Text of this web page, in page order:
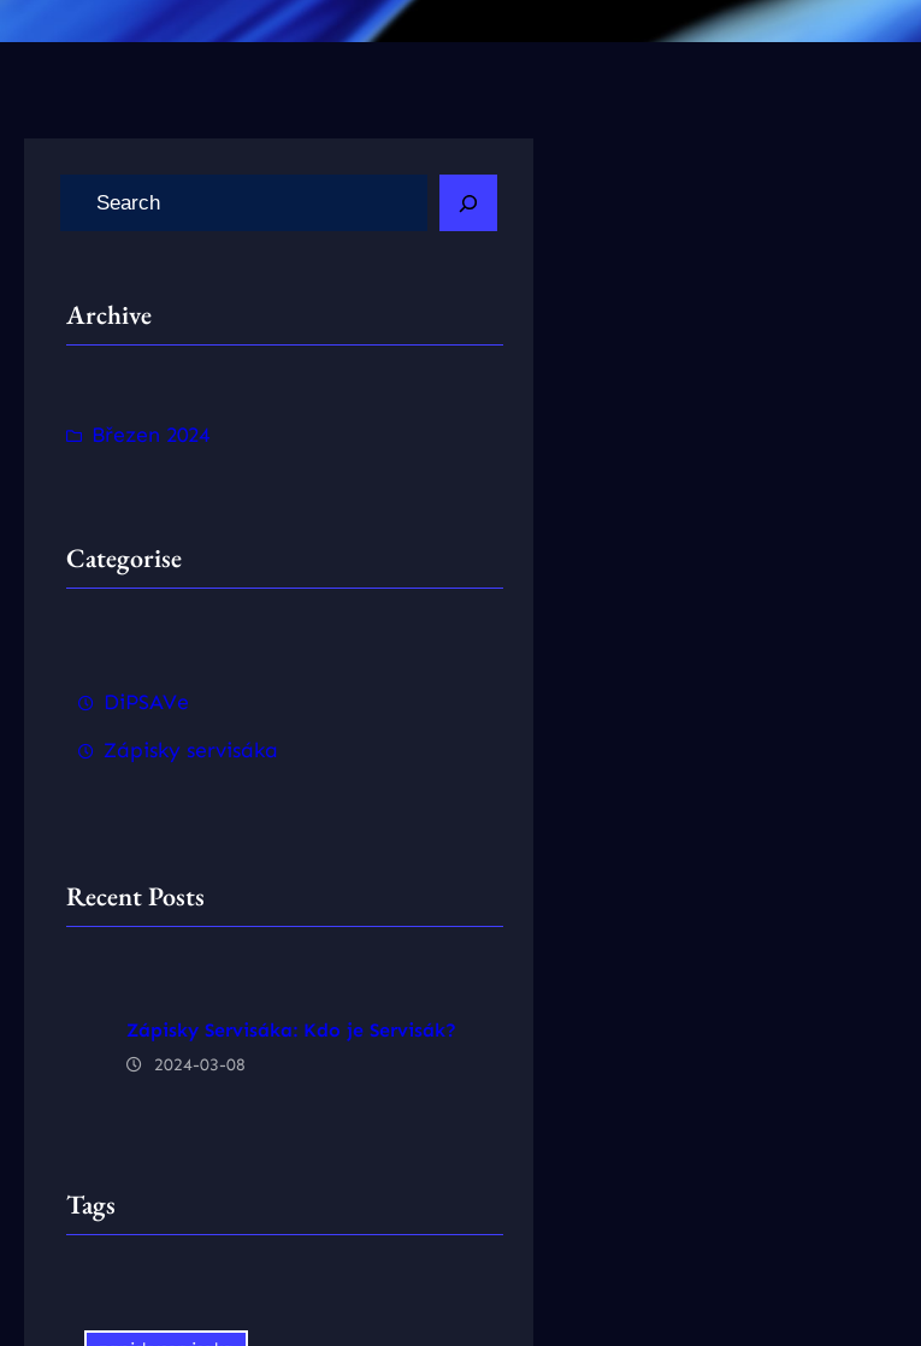
l
Archive
Březen 2024
Categorise
DiPSAVe
Zápisky servisáka
Recent Posts
Zápisky Servisáka: Kdo je Servisák?
2024-03-08
Tags